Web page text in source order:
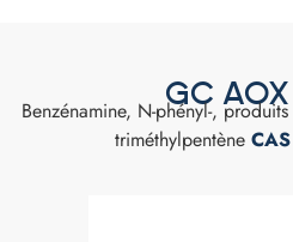
GC
Benzénamine, N-phényl-,
triméthylpentène